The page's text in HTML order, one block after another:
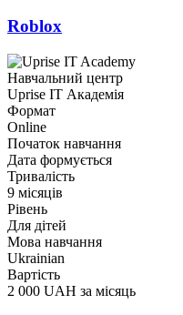
Roblox
Навчальний центр
Uprise ІТ Академія
Формат
Online
Початок навчання
Дата формується
Тривалість
9 місяців
Рівень
Для дітей
Мова навчання
Ukrainian
Вартість
2 000 UAH за місяць